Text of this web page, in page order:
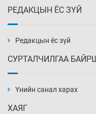
14 цаг
РЕДАКЦЫН ЁС ЗҮЙ
Редакцын ёс зүй
СУРТАЛЧИЛГАА
Үнийн санал харах
ХАЯГ